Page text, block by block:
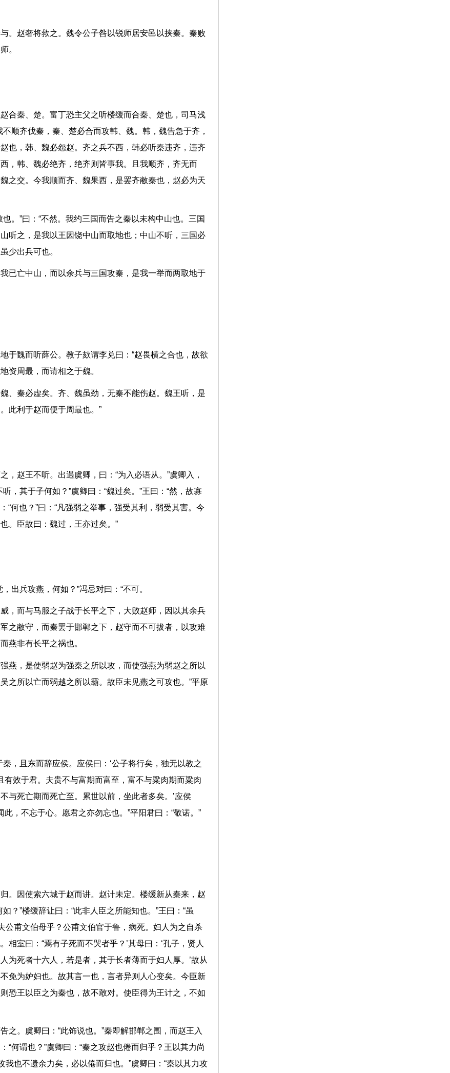
。赵奢将救之。魏令公子咎以锐师居安邑以挟秦。秦败
秦师。
合秦、楚。富丁恐主父之听楼缓而合秦、楚也，司马浅
顺齐伐秦，秦、楚必合而攻韩、魏。韩，魏告急于齐，
也，韩、魏必怨赵。齐之兵不西，韩必听秦违齐，违齐
，韩、魏必绝齐，绝齐则皆事我。且我顺齐，齐无而
之交。今我顺而齐、魏果西，是罢齐敝秦也，赵必为天
。”曰：“不然。我约三国而告之秦以未构中山也。三国
听之，是我以王因饶中山而取地也；中山不听，三国必
虽少出兵可也。
已亡中山，而以余兵与三国攻秦，是我一举而两取地于
于魏而听薛公。教子欬谓李兑曰：“赵畏横之合也，故欲
地资周最，而请相之于魏。
、秦必虚矣。齐、魏虽劲，无秦不能伤赵。魏王听，是
。此利于赵而便于周最也。”
，赵王不听。出遇虞卿，曰：“为入必语从。”虞卿入，
，其于子何如？”虞卿曰：“魏过矣。”王曰：“然，故寡
“何也？”曰：“凡强弱之举事，强受其利，弱受其害。今
也。臣故曰：魏过，王亦过矣。”
，出兵攻燕，何如？”冯忌对曰：“不可。
，而与马服之子战于长平之下，大败赵师，因以其余兵
之敝守，而秦罢于邯郸之下，赵守而不可拔者，以攻难
而燕非有长平之祸也。
燕，是使弱赵为强秦之所以攻，而使强燕为弱赵之所以
之所以亡而弱越之所以霸。故臣未见燕之可攻也。”平原
，且东而辞应侯。应侯曰：‘公子将行矣，独无以教之
有效于君。夫贵不与富期而富至，富不与粱肉期而粱肉
与死亡期而死亡至。累世以前，坐此者多矣。’应侯
此，不忘于心。愿君之亦勿忘也。”平阳君曰：“敬诺。”
。因使索六城于赵而讲。赵计未定。楼缓新从秦来，赵
？”楼缓辞让曰：“此非人臣之所能知也。”王曰：“虽
公甫文伯母乎？公甫文伯官于鲁，病死。妇人为之自杀
相室曰：“焉有子死而不哭者乎？’其母曰：‘孔子，贤人
为死者十六人，若是者，其于长者薄而于妇人厚。’故从
免为妒妇也。故其言一也，言者异则人心变矣。今臣新
恐王以臣之为秦也，故不敢对。使臣得为王计之，不如
之。虞卿曰：“此饰说也。”秦即解邯郸之围，而赵王入
“何谓也？”虞卿曰：“秦之攻赵也倦而归乎？王以其力尚
我也不遗余力矣，必以倦而归也。”虞卿曰：“秦以其力攻